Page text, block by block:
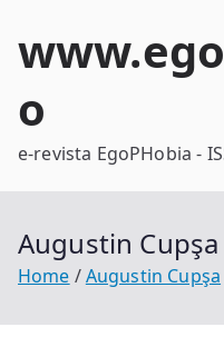
o
e-revista EgoPHobia -
Augustin Cupşa
Home Augustin Cupşa